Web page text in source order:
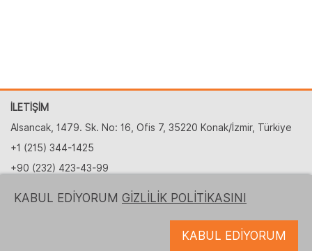
İLETİŞİM
Alsancak, 1479. Sk. No: 16, Ofis 7, 35220 Konak/İzmir, Türkiye
+1 (215) 344-1425
+90 (232) 423-43-99
partnership@logrusit.com.tr
KABUL EDİYORUM GİZLİLİK POLİTİKASINI
KABUL EDİYORUM